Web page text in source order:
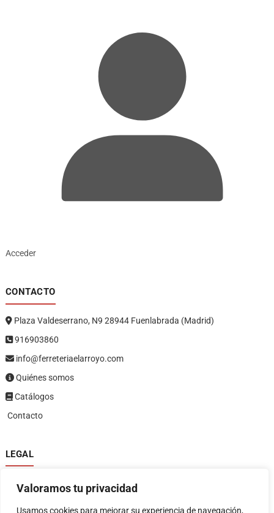
Valoramos tu privacidad
Usamos cookies para mejorar su experiencia de navegación,
Acceder
CONTACTO
Plaza Valdeserrano, N9 28944 Fuenlabrada (Madrid)
916903860
info@ferreteriaelarroyo.com
Quiénes somos
Catálogos
Contacto
LEGAL
Política de privacidad
Política de devoluciones y reembolsos
Términos y condiciones